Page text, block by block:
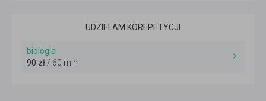
UDZIELAM KOREPETYCJI
biologia
90 zł / 60 min